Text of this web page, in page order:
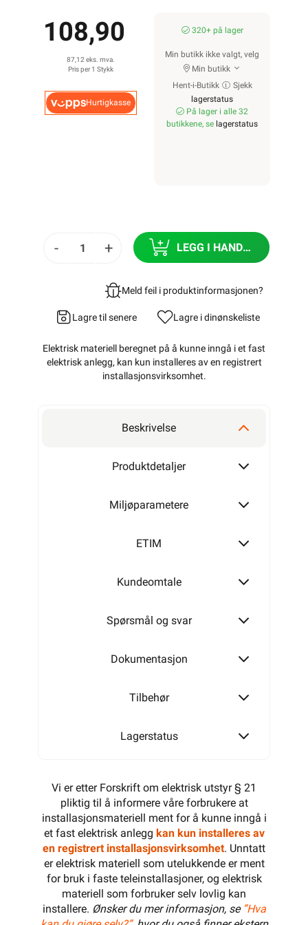
108,90
87,12 eks. mva.
Pris per 1 Stykk
Hurtigkasse
320+ på lager
Min butikk ikke valgt, velg
Min butikk
Hent-i-Butikk
Sjekk
lagerstatus
På lager i alle 32
butikkene, se lagerstatus
- + LEGG I HANDLEKURV
Meld feil i produktinformasjonen?
Lagre til senere Lagre i dinønskeliste
Elektrisk materiell beregnet på å kunne inngå i et fast
elektrisk anlegg, kan kun installeres av en registrert
installasjonsvirksomhet.
Beskrivelse
Produktdetaljer
Miljøparametere
ETIM
Kundeomtale
Spørsmål og svar
Dokumentasjon
Tilbehør
Lagerstatus
Vi er etter Forskrift om elektrisk utstyr § 21
pliktig til å informere våre forbrukere at
installasjonsmateriell ment for å kunne inngå i
et fast elektrisk anlegg kan kun installeres av
en registrert installasjonsvirksomhet. Unntatt
er elektrisk materiell som utelukkende er ment
for bruk i faste teleinstallasjoner, og elektrisk
materiell som forbruker selv lovlig kan
installere. Ønsker du mer informasjon, se ”Hva